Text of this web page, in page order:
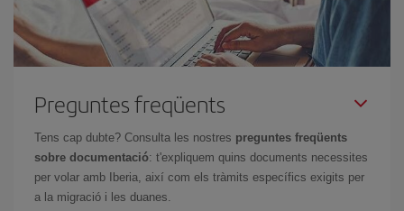
Preguntes freqüents
Tens cap dubte? Consulta les nostres preguntes freqüents
sobre documentació: t'expliquem quins documents necessites
per volar amb Iberia, així com els tràmits específics exigits per
a la migració i les duanes.